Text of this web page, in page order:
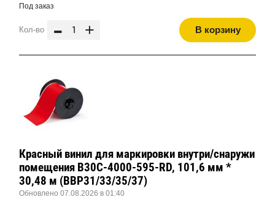
Под заказ
Кол-во - + В корзину
Красный винил для маркировки внутри/снаружи
помещения B30C-4000-595-RD, 101,6 мм *
30,48 м (BBP31/33/35/37)
Обновлено 07.08.2026 в 01:40